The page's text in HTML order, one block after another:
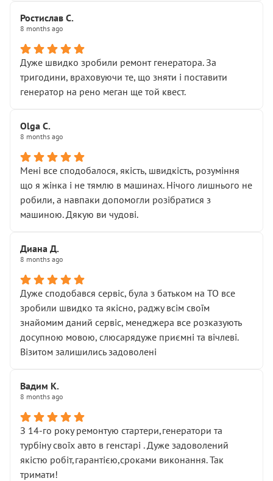
Хотілося б більше:
• належної уваги до авто
• прозорості в роботах і рахунках
• реальної діагностики, а не формального
“подивились і поїхав”
На жаль, складається враження, що сервіс працює не
Стосовно комунікації - все добре
звертатися до цього автосервісу.
Ростислав С.
8 months ago
Дуже швидко зробили ремонт генератора. За
тригодини, враховуючи те, що зняти і поставити
генератор на рено меган ще той квест.
Olga С.
8 months ago
Мені все сподобалося, якість, швидкість, розуміння
що я жінка і не тямлю в машинах. Нічого лишнього не
робили, а навпаки допомогли розібратися з
машиною. Дякую ви чудові.
Диана Д.
8 months ago
Дуже сподобався сервіс, була з батьком на ТО все
зробили швидко та якісно, раджу всім своїм
знайомим даний сервіс, менеджера все розказують
досупною мовою, слюсарядуже приємні та вічлеві.
Візитом залишились задоволені
Вадим К.
8 months ago
З 14-го року ремонтую стартери,генератори та
турбіну своїх авто в генстарі . Дуже задоволений
якістю робіт,гарантією,сроками виконання. Так
тримати!